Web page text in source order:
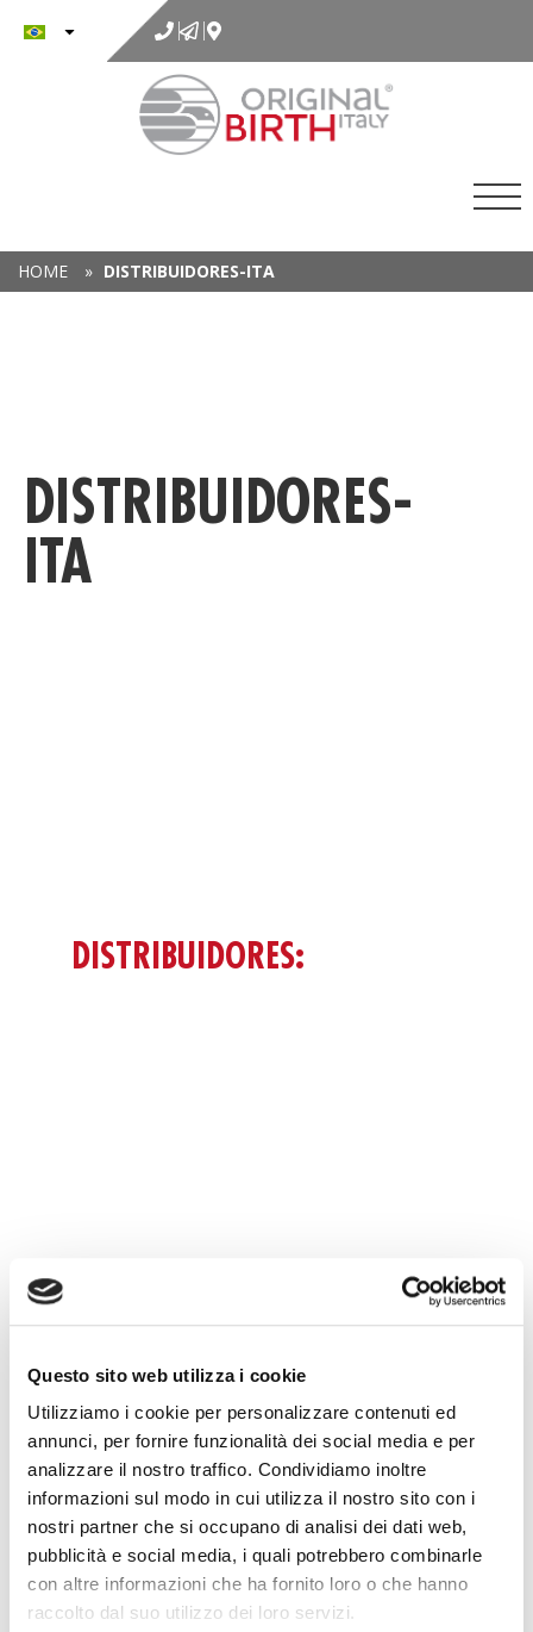
Questo sito web utilizza i cookie
Utilizziamo i cookie per personalizzare contenuti ed
annunci, per fornire funzionalità dei social media e per
analizzare il nostro traffico. Condividiamo inoltre
informazioni sul modo in cui utilizza il nostro sito con i
nostri partner che si occupano di analisi dei dati web,
pubblicità e social media, i quali potrebbero combinarle
con altre informazioni che ha fornito loro o che hanno
raccolto dal suo utilizzo dei loro servizi.
o
HOME » DISTRIBUIDORES-ITA
DISTRIBUIDORES-
ITA
DISTRIBUIDORES: